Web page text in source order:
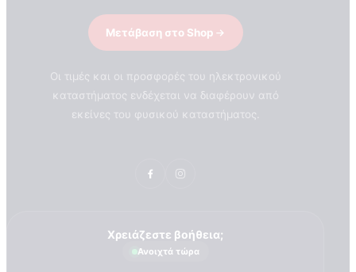
ΣΧΕΤΙΚΑ ΜΕ ΕΜΑΣ
Μετάβαση στο Shop
Οι τιμές και οι προσφορές του ηλεκτρονικού
καταστήματος ενδέχεται να διαφέρουν από
εκείνες του φυσικού καταστήματος.
Χρειάζεστε βοήθεια;
Ανοιχτά τώρα